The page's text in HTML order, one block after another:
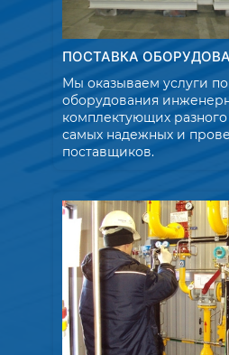
ПОСТАВКА
Мы оказываем услуги по
оборудования
комплектующих разного
самых надежных и
поставщиков.